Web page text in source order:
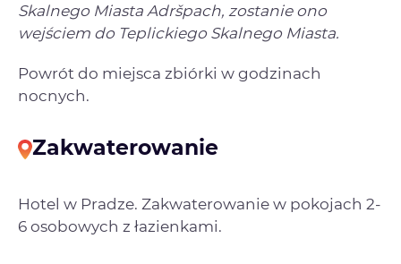
Skalnego Miasta Adršpach, zostanie ono
wejściem do Teplickiego Skalnego Miasta.
Powrót do miejsca zbiórki w godzinach
nocnych.
Zakwaterowanie
Hotel w Pradze. Zakwaterowanie w pokojach 2-
6 osobowych z łazienkami.